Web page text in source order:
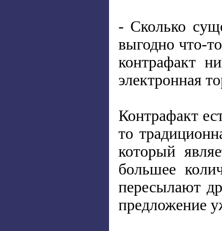
- Сколько
выгодно что-
контрафакт
электронная
Контрафакт
то
который
большее
пересылают
предложение